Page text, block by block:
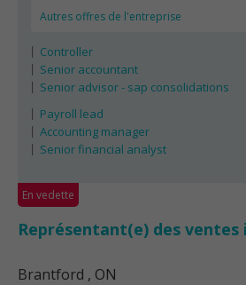
Autres offres de l'entreprise
Controller
Senior accountant
Senior advisor - sap consolidations
Payroll lead
Accounting manager
Senior financial analyst
En vedette
Représentant(e) des ventes
Brantford , ON